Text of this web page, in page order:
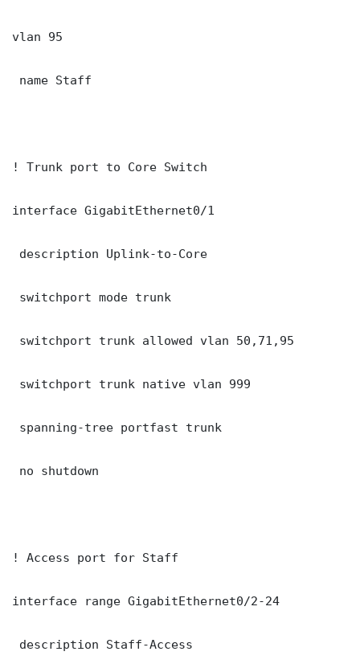
vlan 95
name Staff
! Trunk port to Core Switch
interface GigabitEthernet0/1
description Uplink-to-Core
switchport mode trunk
switchport trunk allowed vlan 50,71,95
switchport trunk native vlan 999
spanning-tree portfast trunk
no shutdown
! Access port for Staff
interface range GigabitEthernet0/2-24
description Staff-Access